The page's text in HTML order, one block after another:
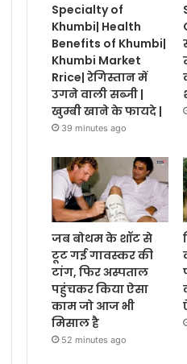
Specialty of
Khumbi| Health
Benefits of Khumbi|
Khumbi Market
Rrice| रेगिस्तान में
उगने वाली सब्जी |
खुम्बी खाने के फायदे |
39 minutes ago
जब बोथम के शॉट से
टूट गई गावस्कर की
टांग, फिर अस्पताल
पहुंचकर किया ऐसा
काम जो आज भी
मिसाल है
52 minutes ago